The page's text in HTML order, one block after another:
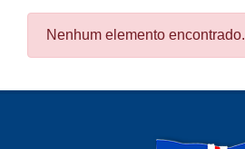
Nenhum elemento encontrado.